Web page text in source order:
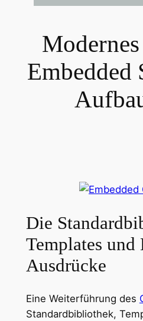
Embedded
Die
Templates und
Ausdrücke
Eine Weiterführung des
Standardbibliothek,